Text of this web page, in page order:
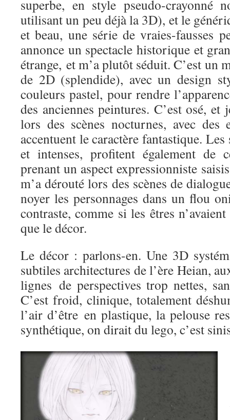
superbe, en style pseudo-crayonné
utilisant un peu déjà la 3D), et le
et beau, une série de vraies-fausses
annonce un spectacle historique et
étrange, et m’a plutôt séduit. C’est un
de 2D (splendide), avec un design
couleurs pastel, pour rendre
des anciennes peintures. C’est osé, et
lors des scènes nocturnes, avec
accentuent le caractère fantastique. Les
et intenses, profitent également de
prenant un aspect expressionniste
m’a dérouté lors des scènes de
noyer les personnages dans un flou
contraste, comme si les êtres
que le décor.
Le décor : parlons-en. Une 3D
subtiles architectures de l’ère Heian,
lignes de perspectives trop nettes,
C’est froid, clinique, totalement
l’air d’être en plastique, la pelouse
synthétique, on dirait du lego, c’est